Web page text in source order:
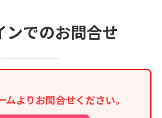
お部屋のリクエストは可能で
シティータックス）が別途必
で、ご利用ホテルをチェック
ンでのお問合せ
ムよりお問合せください。